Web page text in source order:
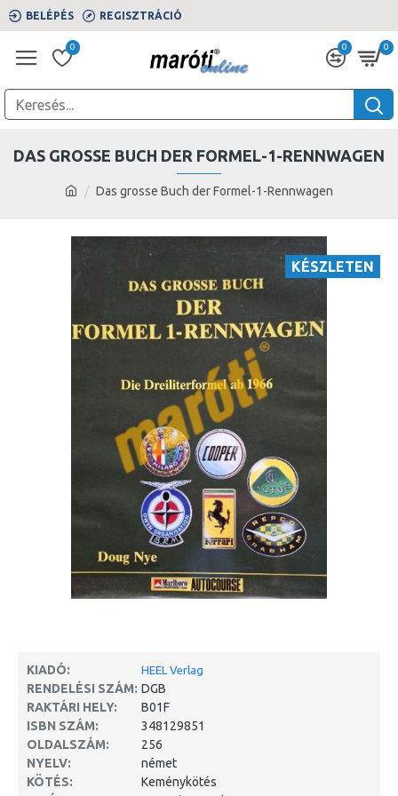
BELÉPÉS REGISZTRÁCIÓ
0 0 0
Das grosse Buch der Formel-1-Rennwagen
DAS GROSSE BUCH DER FORMEL-1-RENNWAGEN
KÉSZLETEN
KIADÓ: HEEL Verlag
RENDELÉSI SZÁM: DGB
RAKTÁRI HELY:
B01F
ISBN SZÁM:
348129851
OLDALSZÁM:
256
NYELV:
német
KÖTÉS:
Keménykötés